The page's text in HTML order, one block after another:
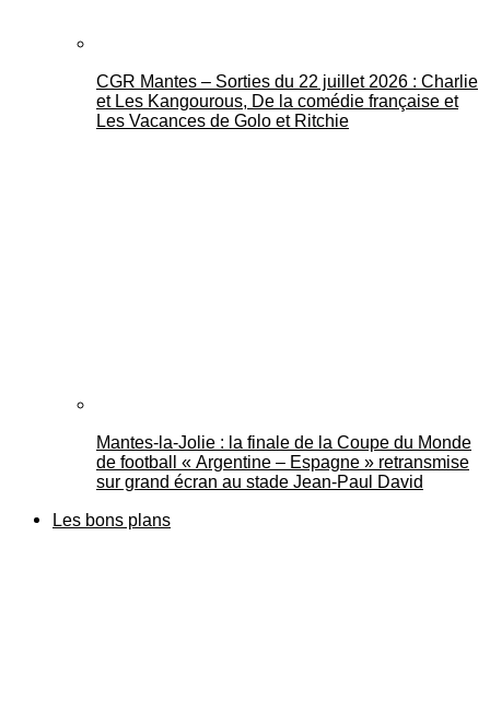
CGR Mantes – Sorties du 22 juillet 2026 : Charlie
et Les Kangourous, De la comédie française et
Les Vacances de Golo et Ritchie
Mantes-la-Jolie : la finale de la Coupe du Monde
de football « Argentine – Espagne » retransmise
sur grand écran au stade Jean-Paul David
Les bons plans